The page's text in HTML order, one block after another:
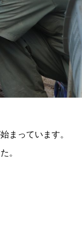
まっています。
。